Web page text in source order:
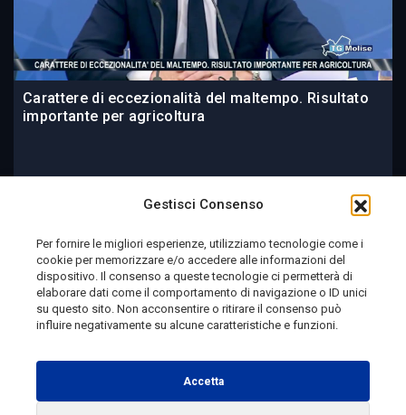
Gestisci Consenso
Per fornire le migliori esperienze, utilizziamo tecnologie come i
cookie per memorizzare e/o accedere alle informazioni del
dispositivo. Il consenso a queste tecnologie ci permetterà di
elaborare dati come il comportamento di navigazione o ID unici
su questo sito. Non acconsentire o ritirare il consenso può
influire negativamente su alcune caratteristiche e funzioni.
Accetta
Carattere di eccezionalità del maltempo. Risultato
importante per agricoltura
Telemolise - reg. Tribunale di Campobasso n. 133 del
10/08/1982 - Direttore Responsabile:MANUELA
PETESCIA
Campobasso n. 224 del 4/5/1996 - Direttore Responsabile: